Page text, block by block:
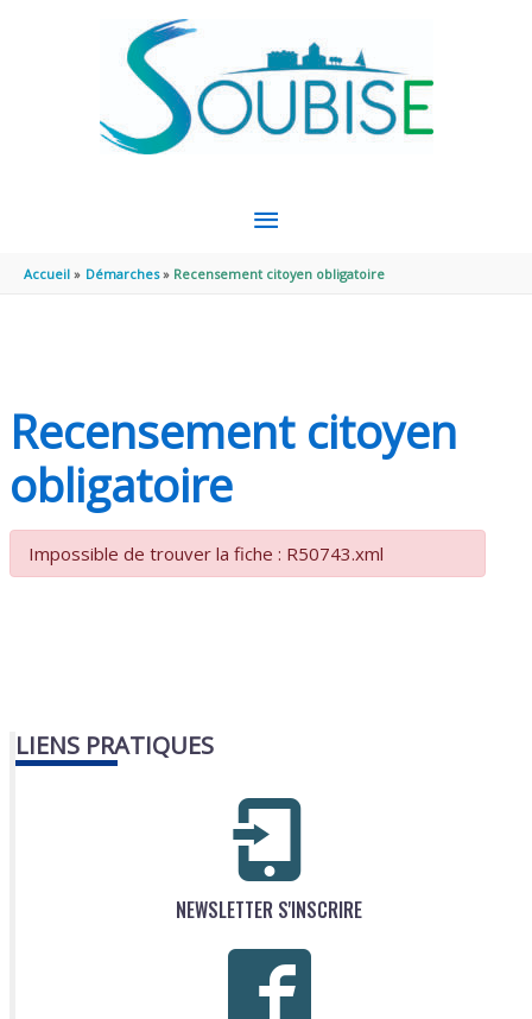
MENU
PRINCIPAL
Accueil Démarches Recensement citoyen obligatoire
Recensement citoyen
obligatoire
Impossible de trouver la fiche : R50743.xml
LIENS PRATIQUES
NEWSLETTER S'INSCRIRE